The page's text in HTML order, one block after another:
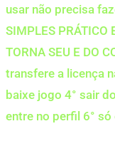
usar não precisa
SIMPLES PRÁTICO
TORNA SEU E DO
transfere a licença
baixe jogo 4° sair
entre no perfil 6°